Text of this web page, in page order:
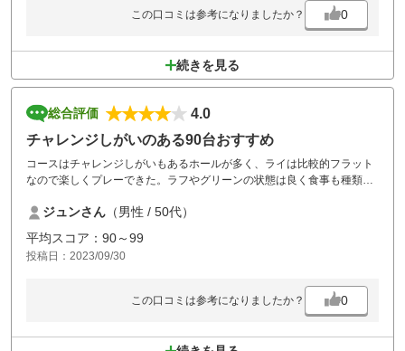
この口コミは参考になりましたか？ 0
続きを見る
総合評価
4.0
チャレンジしがいのある90台おすすめ
コースはチャレンジしがいもあるホールが多く、ライは比較的フラット
なので楽しくプレーできた。ラフやグリーンの状態は良く食事も種類、
スの様でかなり待ちが多く後半は３時間かかった。
風呂場の出入口の下にドアのレールの段があり、危ないと思いました。
ジュンさん （男性 / 50代）
平均スコア：90～99
投稿日：2023/09/30
この口コミは参考になりましたか？ 0